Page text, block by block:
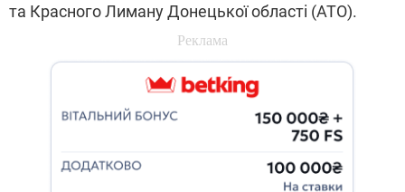
та Красного Лиману Донецької області (АТО).